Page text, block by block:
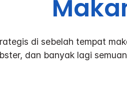
di sebelah tempat
dan banyak lagi